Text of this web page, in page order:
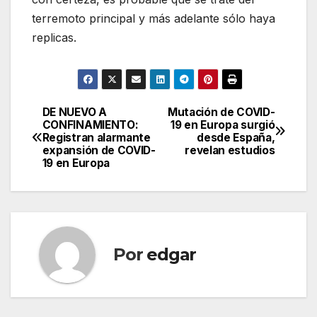
terremoto principal y más adelante sólo haya
replicas.
Navegación
de
entradas
Mutación de COVID-
19 en Europa surgió
desde España,
revelan estudios
DE NUEVO A
CONFINAMIENTO:
Registran alarmante
expansión de COVID-
19 en Europa
Por edgar